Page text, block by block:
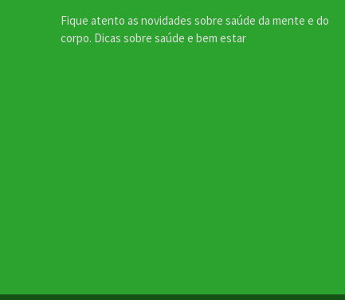
Fique atento as novidades sobre saúde da mente e do
corpo. Dicas sobre saúde e bem estar